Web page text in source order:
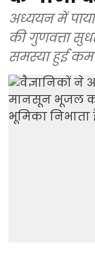
अध्ययन में
की गुणवत्ता
समस्या हुई कम